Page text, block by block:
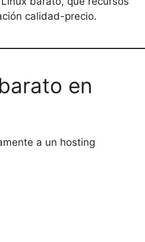
calidad-precio.
en
a un hosting